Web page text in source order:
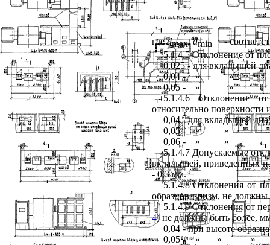
гдеdmax,dmin
-
5.1.4.5 Отклонение от
0,025 - для вкладышей
0,04 -
»
»
0,05 -
»
»
5.1.4.6 Отклонение от
относительно
0,04 - для вкладышей
0,05 -
»
»
0,06 -
»
»
5.1.4.7 Допускаемые
вкладышей, приведенных
- 0,3 мм.
5.1.4.8 Отклонения от
образцов-призм, не
5.1.4.9 Отклонения от
4) не должны быть более,
0,04 - при высоте образца
0,05 -
» » »